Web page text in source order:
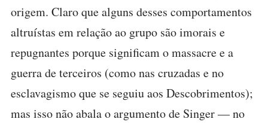
origem. Claro que alguns desses comportamentos
altruístas em relação ao grupo são imorais e
repugnantes porque significam o massacre e a
guerra de terceiros (como nas cruzadas e no
esclavagismo que se seguiu aos Descobrimentos);
mas isso não abala o argumento de Singer — no